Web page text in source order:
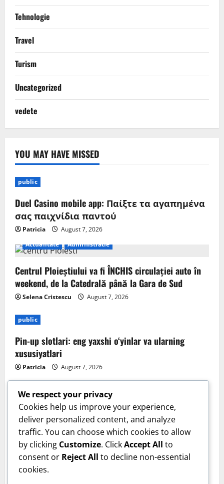
Tehnologie
Travel
Turism
Uncategorized
vedete
YOU MAY HAVE MISSED
public
Duel Casino mobile app: Παίξτε τα αγαπημένα
σας παιχνίδια παντού
Patricia
August 7, 2026
Actualitate
Administratie
Centrul Ploieștiului va fi ÎNCHIS circulației auto în
weekend, de la Catedrală până la Gara de Sud
Selena Cristescu August 7, 2026
public
Pin-up slotlari: eng yaxshi o‘yinlar va ularning
xususiyatlari
Patricia August 7, 2026
Sanatate
Cum îți verifici sănătatea inimii acasă. Tensiunea
arterială care te trimite la medic. Dr. Monica Trofin-
Bănescu (Sanador): Sunt obiceiuri de bun-simț!
We respect your privacy
Cookies help us improve your experience,
deliver personalized content, and analyze
traffic. You can choose which cookies to allow
by clicking Customize. ClickAccept All to
consent or Reject All to decline non-essential
cookies.